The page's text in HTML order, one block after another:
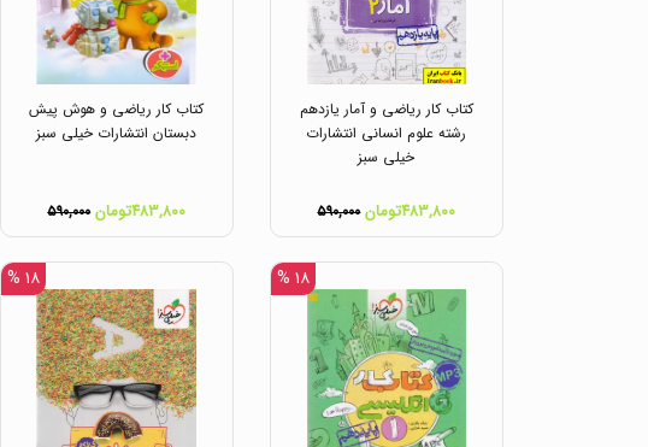
کتاب کار ریاضی و آمار یازدهم
رشته علوم انسانی انتشارات
خیلی سبز
۴۸۳,۸۰۰تومان ۵۹۰,۰۰۰
کتاب کار ریاضی و هوش پیش
دبستان انتشارات خیلی سبز
۴۸۳,۸۰۰تومان ۵۹۰,۰۰۰
۱۸ % ۱۸ %